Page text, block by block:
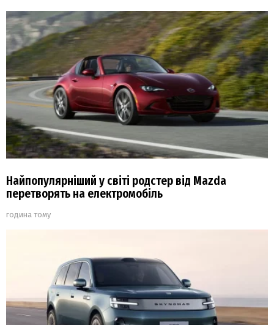
Найпопулярніший у світі родстер від Mazda
перетворять на електромобіль
година тому